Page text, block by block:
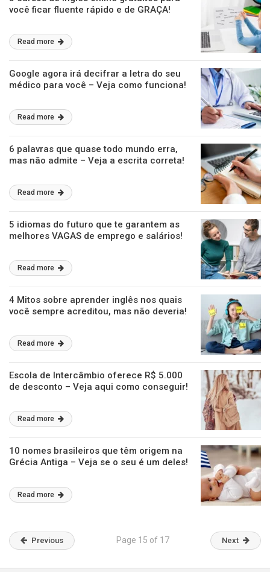
você ficar fluente rápido e de GRAÇA!
Read more
Google agora irá decifrar a letra do seu
médico para você – Veja como funciona!
Read more
6 palavras que quase todo mundo erra,
mas não admite – Veja a escrita correta!
Read more
5 idiomas do futuro que te garantem as
melhores VAGAS de emprego e salários!
Read more
4 Mitos sobre aprender inglês nos quais
você sempre acreditou, mas não deveria!
Read more
Escola de Intercâmbio oferece R$ 5.000
de desconto – Veja aqui como conseguir!
Read more
10 nomes brasileiros que têm origem na
Grécia Antiga – Veja se o seu é um deles!
Read more
Previous Page 15 of 17 Next